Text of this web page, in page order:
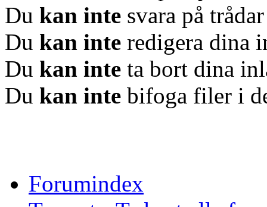
Du kan inte svara på
Du kan inte redigera dina
Du kan inte ta bort dina
Du kan inte bifoga filer i
Forumindex